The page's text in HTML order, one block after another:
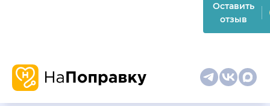
Оставить
отзыв